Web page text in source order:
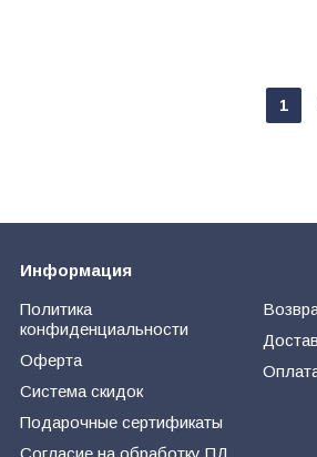
1
Информация
Политика
конфиденциальности
Оферта
Система скидок
Подарочные сертификаты